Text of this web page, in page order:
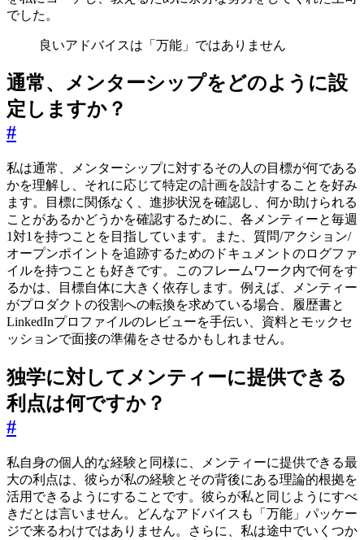
でした。
良いアドバイスは「万能」ではありません
通常、メンターシップをどのように設
定しますか？
#
私は通常、メンターシップに対するその人の目標が何である
かを理解し、それに応じて特定の計画を設計することを好み
ます。目標に関係なく、進捗状況を確認し、何か助けられる
ことがあるかどうかを確認するために、各メンティーと毎週
1対1を持つことを目指しています。また、質問/アクション/
オープンポイントを追跡するためのドキュメントのログファ
イルを持つことも好きです。このフレームワーク内で何をす
るかは、目標自体に大きく依存します。例えば、メンティー
がプロダクトの役割への転換を求めている場合、履歴書と
LinkedInプロファイルのレビューを手伝い、資料とモックセ
ッションで面接の準備をさせるかもしれません。
独学に対してメンティーに提供できる
利点は何ですか？
#
私自身の個人的な経験と同様に、メンティーに提供できる最
大の利点は、彼らが私の経験とその背後にある理論的根拠を
活用できるようにすることです。彼らが私と同じようにすべ
きだとは言いません。どんなアドバイスも「万能」パッケー
ジで来るわけではありません。さらに、私は途中でいくつか